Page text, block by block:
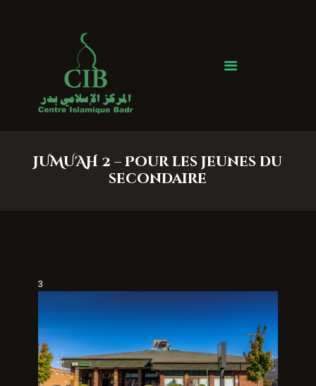
JUMU'AH 2 – Pour les jeunes du
secondaire
Centre Islamique Badr
Accueil
À propos
Services
Faire un don
3